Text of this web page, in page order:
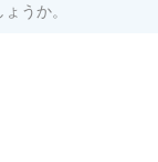
うか。